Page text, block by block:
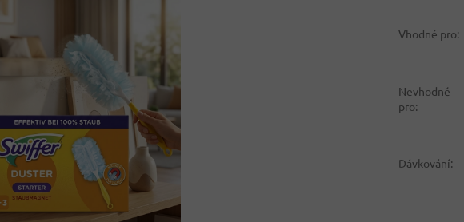
Vhodné pro:
Nevhodné
pro:
Dávkování: